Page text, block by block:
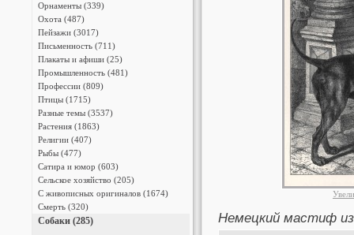
Орнаменты (339)
Охота (487)
Пейзажи (3017)
Письменность (711)
Плакаты и афиши (25)
Промышленность (481)
Профессии (809)
Птицы (1715)
Разные темы (3537)
Растения (1863)
Религии (407)
Рыбы (477)
Сатира и юмор (603)
Сельское хозяйство (205)
С живописных оригиналов (1674)
Смерть (320)
Собаки (285) Немецкий мастиф из